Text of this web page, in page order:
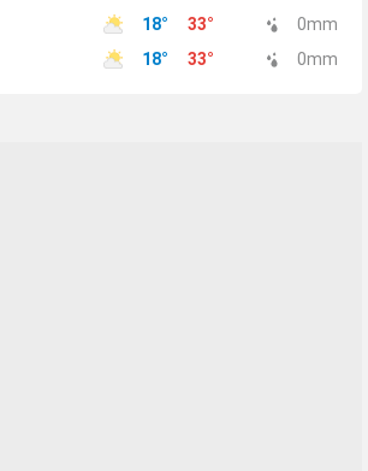
18° 33° 0mm
18° 33° 0mm